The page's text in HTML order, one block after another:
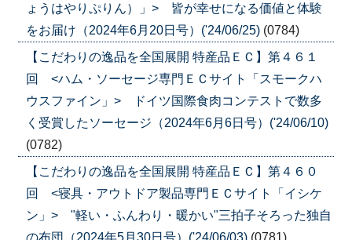
ょうはやりぷりん）」> 皆が幸せになる価値と体験
をお届け（2024年6月20日号）('24/06/25) (0784)
【こだわりの逸品を全国展開 特産品ＥＣ】第４６１
回 <ハム・ソーセージ専門ＥＣサイト「スモークハ
ウスファイン」> ドイツ国際食肉コンテストで数多
く受賞したソーセージ（2024年6月6日号）('24/06/10)
(0782)
【こだわりの逸品を全国展開 特産品ＥＣ】第４６０
回 <寝具・アウトドア製品専門ＥＣサイト「イシケ
ン」> "軽い・ふんわり・暖かい"三拍子そろった独自
の布団（2024年5月30日号）('24/06/03) (0781)